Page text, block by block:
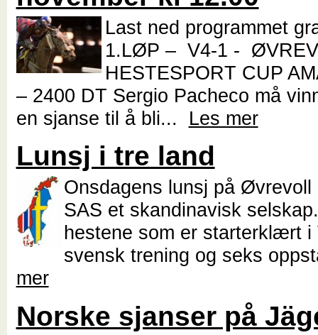
Last ned programmet
1.LØP – V4-1 -
HESTESPORT CUP
– 2400 DT Sergio Pacheco må
en sjanse til å bli... Les mer
Lunsj i tre land
Onsdagens lunsj på Øvrevoll
SAS et skandinavisk
hestene som er starterklært i
svensk trening og seks
mer
Norske sjanser på